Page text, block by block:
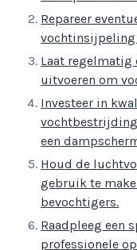
Repareer
vochtinsijpeling
Laat regelmatig
uitvoeren om
Investeer in
een
Houd de
gebruik te
bevochtigers.
Raadpleeg een
professionele